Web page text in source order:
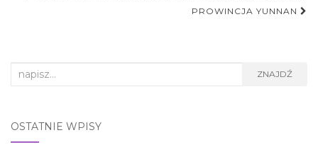
PROWINCJA YUNNAN
Search
ZNAJDŹ
OSTATNIE WPISY